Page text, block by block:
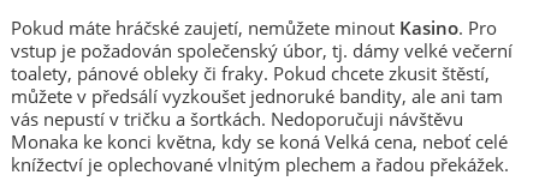
Pokud máte hráčské zaujetí, nemůžete minout Kasino. Pro
vstup je požadován společenský úbor, tj. dámy velké večerní
toalety, pánové obleky či fraky. Pokud chcete zkusit štěstí,
můžete v předsálí vyzkoušet jednoruké bandity, ale ani tam
vás nepustí v tričku a šortkách. Nedoporučuji návštěvu
Monaka ke konci května, kdy se koná Velká cena, neboť celé
knížectví je oplechované vlnitým plechem a řadou překážek.